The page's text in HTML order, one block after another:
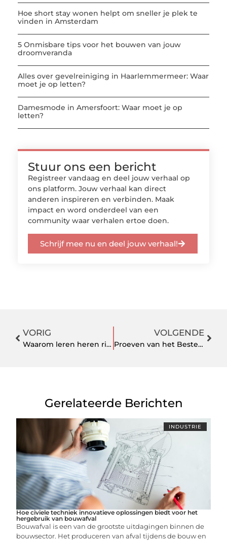
Hoe short stay wonen helpt om sneller je plek te
vinden in Amsterdam
5 Onmisbare tips voor het bouwen van jouw
droomveranda
Alles over gevelreiniging in Haarlemmermeer: Waar
moet je op letten?
Damesmode in Amersfoort: Waar moet je op
letten?
Stuur ons een bericht
Registreer vandaag en deel jouw verhaal op
ons platform. Jouw verhaal kan direct
anderen inspireren en verbinden. Maak
impact en word onderdeel van een
community waar verhalen ertoe doen.
Schrijf mee nu en deel jouw verhaal!
VORIG
Waarom leren heren riemen een tijdloze keuze blijven
VOLGENDE
Proeven van het Beste: Snackbar Cultuur in het Levendige Hengelo
Gerelateerde Berichten
INDUSTRIE
Hoe civiele techniek innovatieve oplossingen biedt voor het
hergebruik van bouwafval
Bouwafval is een van de grootste uitdagingen binnen de
bouwsector. Het produceren van afval tijdens de bouw en